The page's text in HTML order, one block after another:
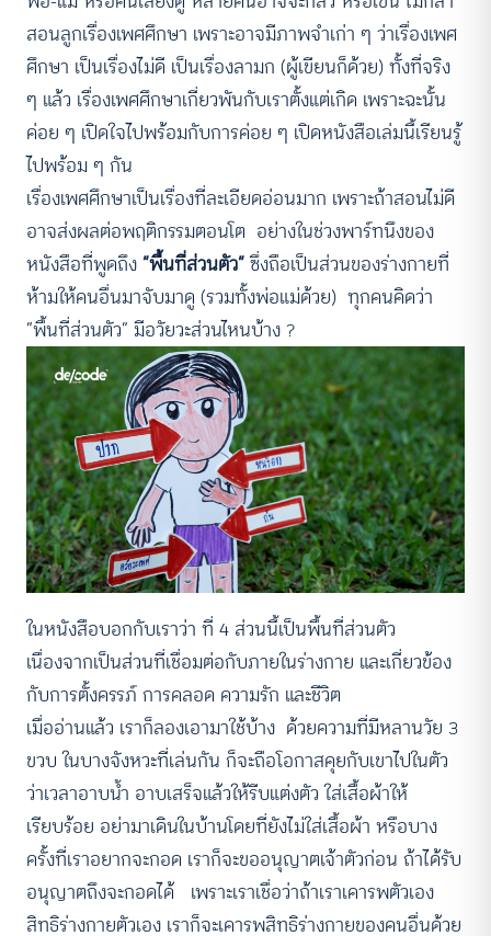
สอนลูกเรื่องเพศศึกษา เพราะอาจมีภาพจำเก่า ๆ ว่าเรื่องเพศ
ศึกษา เป็นเรื่องไม่ดี เป็นเรื่องลามก (ผู้เขียนก็ด้วย) ทั้งที่จริง
ๆ แล้ว เรื่องเพศศึกษาเกี่ยวพันกับเราตั้งแต่เกิด เพราะฉะนั้น
ค่อย ๆ เปิดใจไปพร้อมกับการค่อย ๆ เปิดหนังสือเล่มนี้เรียนรู้
ไปพร้อม ๆ กัน
เรื่องเพศศึกษาเป็นเรื่องที่ละเอียดอ่อนมาก เพราะถ้าสอนไม่ดี
อาจส่งผลต่อพฤติกรรมตอนโต อย่างในช่วงพาร์ทนึงของ
หนังสือที่พูดถึง“พื้นที่ส่วนตัว”ซึ่งถือเป็นส่วนของร่างกายที่
ห้ามให้คนอื่นมาจับมาดู (รวมทั้งพ่อแม่ด้วย) ทุกคนคิดว่า
“พื้นที่ส่วนตัว” มีอวัยวะส่วนไหนบ้าง ?
ในหนังสือบอกกับเราว่า ที่ 4 ส่วนนี้เป็นพื้นที่ส่วนตัว
เนื่องจากเป็นส่วนที่เชื่อมต่อกับภายในร่างกาย และเกี่ยวข้อง
กับการตั้งครรภ์ การคลอด ความรัก และชีวิต
เมื่ออ่านแล้ว เราก็ลองเอามาใช้บ้าง ด้วยความที่มีหลานวัย 3
ขวบ ในบางจังหวะที่เล่นกัน ก็จะถือโอกาสคุยกับเขาไปในตัว
ว่าเวลาอาบน้ำ อาบเสร็จแล้วให้รีบแต่งตัว ใส่เสื้อผ้าให้
เรียบร้อย อย่ามาเดินในบ้านโดยที่ยังไม่ใส่เสื้อผ้า หรือบาง
ครั้งที่เราอยากจะกอด เราก็จะขออนุญาตเจ้าตัวก่อน ถ้าได้รับ
อนุญาตถึงจะกอดได้ เพราะเราเชื่อว่าถ้าเราเคารพตัวเอง
สิทธิร่างกายตัวเอง เราก็จะเคารพสิทธิร่างกายของคนอื่นด้วย